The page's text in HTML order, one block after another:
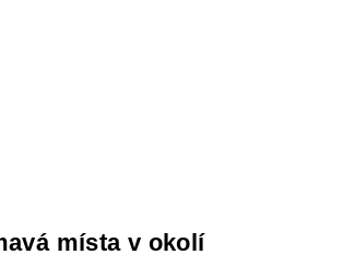
místa v okolí